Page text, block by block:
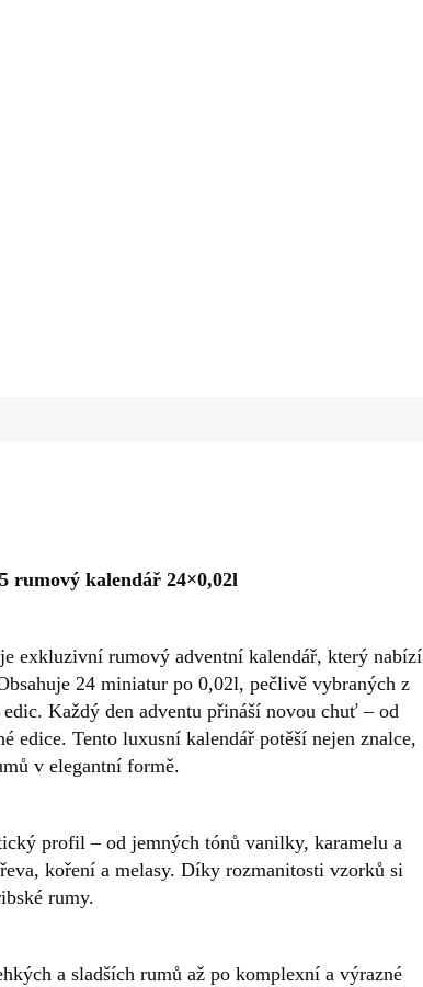
rumový kalendář 24×0,02l
exkluzivní rumový adventní kalendář, který nabízí
24 miniatur po 0,02l, pečlivě vybraných z
Každý den adventu přináší novou chuť – od
edice. Tento luxusní kalendář potěší nejen znalce,
v elegantní formě.
profil – od jemných tónů vanilky, karamelu a
koření a melasy. Díky rozmanitosti vzorků si
rumy.
a sladších rumů až po komplexní a výrazné